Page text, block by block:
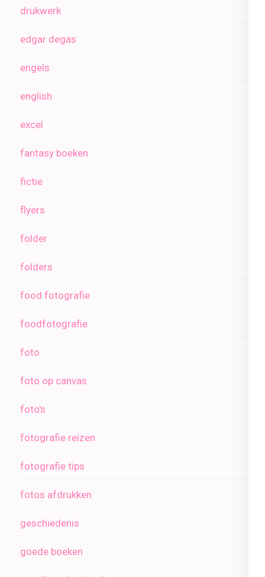
drukwerk
edgar degas
engels
english
excel
fantasy boeken
fictie
flyers
folder
folders
food fotografie
foodfotografie
foto
foto op canvas
foto's
fotografie reizen
fotografie tips
fotos afdrukken
geschiedenis
goede boeken